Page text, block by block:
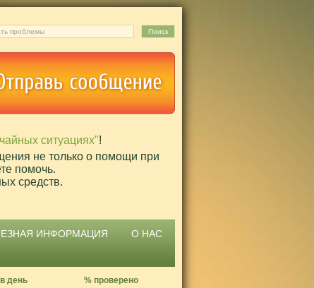
ситуациях"!
не только о помощи при
помочь.
средств.
ИНФОРМАЦИЯ
О НАС
день % проверено